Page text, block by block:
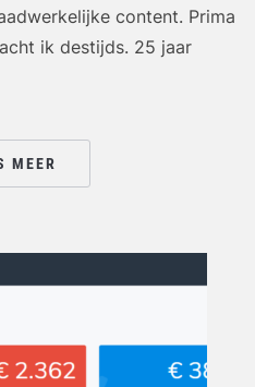
content. Prima
ik destijds. 25 jaar
MEER